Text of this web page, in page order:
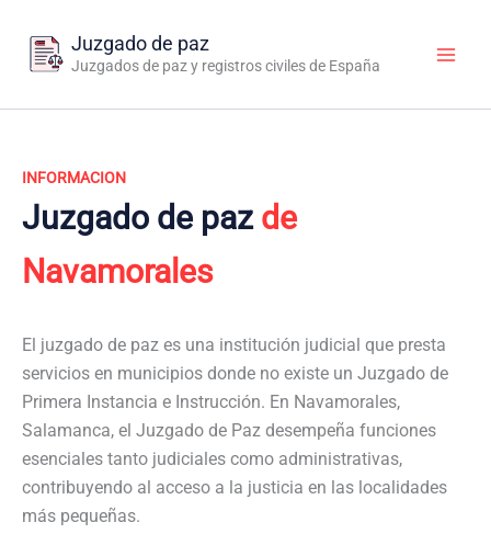
contenido
Juzgado de paz
Juzgados de paz y registros civiles de España
INFORMACION
Juzgado de paz de
Navamorales
El juzgado de paz es una institución judicial que presta
servicios en municipios donde no existe un Juzgado de
Primera Instancia e Instrucción. En Navamorales,
Salamanca, el Juzgado de Paz desempeña funciones
esenciales tanto judiciales como administrativas,
contribuyendo al acceso a la justicia en las localidades
más pequeñas.